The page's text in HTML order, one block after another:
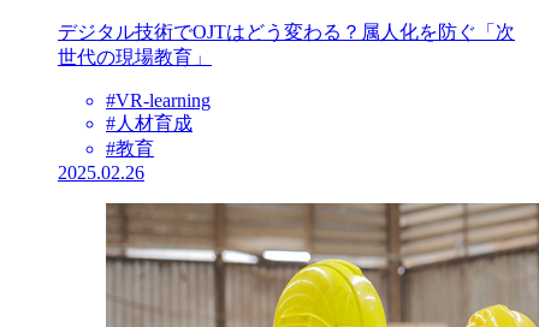
デジタル技術でOJTはどう変わる？属人化を防ぐ「次
世代の現場教育」
#VR-learning
#人材育成
#教育
2025.02.26